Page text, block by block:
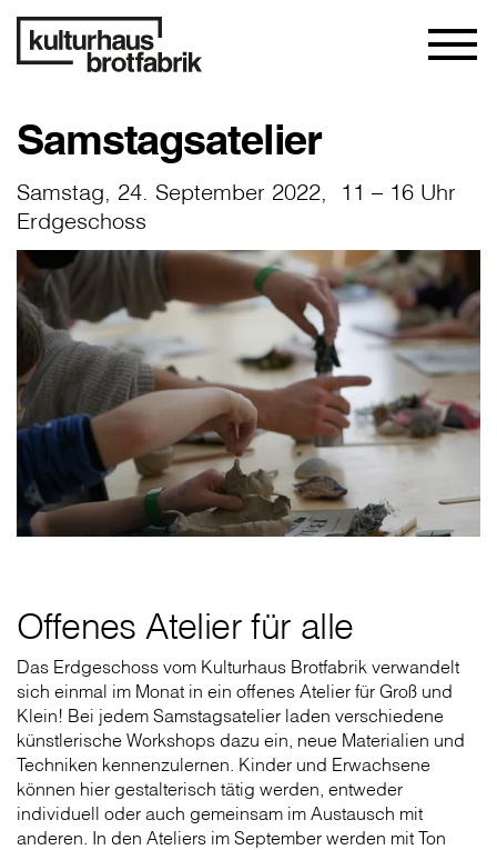
Samstagsatelier
Samstag, 24. September 2022, 11 – 16 Uhr
Erdgeschoss
Offenes Atelier für alle
Das Erdgeschoss vom Kulturhaus Brotfabrik verwandelt
sich einmal im Monat in ein offenes Atelier für Groß und
Klein! Bei jedem Samstagsatelier laden verschiedene
künstlerische Workshops dazu ein, neue Materialien und
Techniken kennenzulernen. Kinder und Erwachsene
können hier gestalterisch tätig werden, entweder
individuell oder auch gemeinsam im Austausch mit
anderen. In den Ateliers im September werden mit Ton